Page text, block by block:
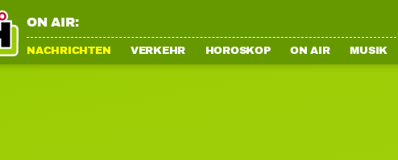
ON AIR:
NACHRICHTEN VERKEHR HOROSKOP ON AIR MUSIK